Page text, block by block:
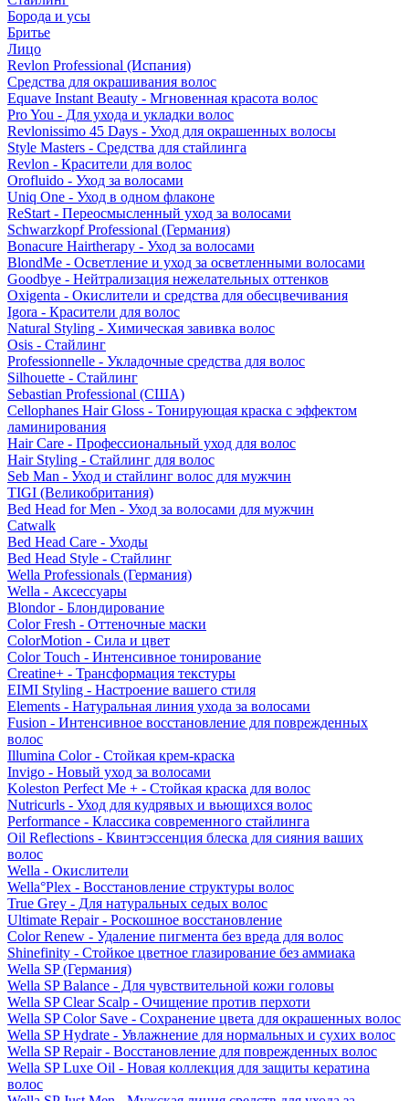
Борода и усы
Бритье
Лицо
Revlon Professional (Испания)
Средства для окрашивания волос
Equave Instant Beauty - Мгновенная красота волос
Pro You - Для ухода и укладки волос
Revlonissimo 45 Days - Уход для окрашенных волосы
Style Masters - Средства для стайлинга
Revlon - Красители для волос
Orofluido - Уход за волосами
Uniq One - Уход в одном флаконе
ReStart - Переосмысленный уход за волосами
Schwarzkopf Professional (Германия)
Bonacure Hairtherapy - Уход за волосами
BlondMe - Осветление и уход за осветленными волосами
Goodbye - Нейтрализация нежелательных оттенков
Oxigenta - Окислители и средства для обесцвечивания
Igora - Красители для волос
Natural Styling - Химическая завивка волос
Osis - Стайлинг
Professionnelle - Укладочные средства для волос
Silhouette - Стайлинг
Sebastian Professional (США)
Cellophanes Hair Gloss - Тонирующая краска с эффектом
ламинирования
Hair Care - Профессиональный уход для волос
Hair Styling - Стайлинг для волос
Seb Man - Уход и стайлинг волос для мужчин
TIGI (Великобритания)
Bed Head for Men - Уход за волосами для мужчин
Catwalk
Bed Head Care - Уходы
Bed Head Style - Стайлинг
Wella Professionals (Германия)
Wella - Аксессуары
Blondor - Блондирование
Color Fresh - Оттеночные маски
ColorMotion - Сила и цвет
Color Touch - Интенсивное тонирование
Creatine+ - Трансформация текстуры
EIMI Styling - Настроение вашего стиля
Elements - Натуральная линия ухода за волосами
Fusion - Интенсивное восстановление для поврежденных
волос
Illumina Color - Стойкая крем-краска
Invigo - Новый уход за волосами
Koleston Perfect Me + - Стойкая краска для волос
Nutricurls - Уход для кудрявых и вьющихся волос
Performance - Классика современного стайлинга
Oil Reflections - Квинтэссенция блеска для сияния ваших
волос
Wella - Окислители
Wella°Plex - Восстановление структуры волос
True Grey - Для натуральных седых волос
Ultimate Repair - Роскошное восстановление
Color Renew - Удаление пигмента без вреда для волос
Shinefinity - Стойкое цветное глазирование без аммиака
Wella SP (Германия)
Wella SP Balance - Для чувствительной кожи головы
Wella SP Clear Scalp - Очищение против перхоти
Wella SP Color Save - Сохранение цвета для окрашенных волос
Wella SP Hydrate - Увлажнение для нормальных и сухих волос
Wella SP Repair - Восстановление для поврежденных волос
Wella SP Luxe Oil - Новая коллекция для защиты кератина
волос